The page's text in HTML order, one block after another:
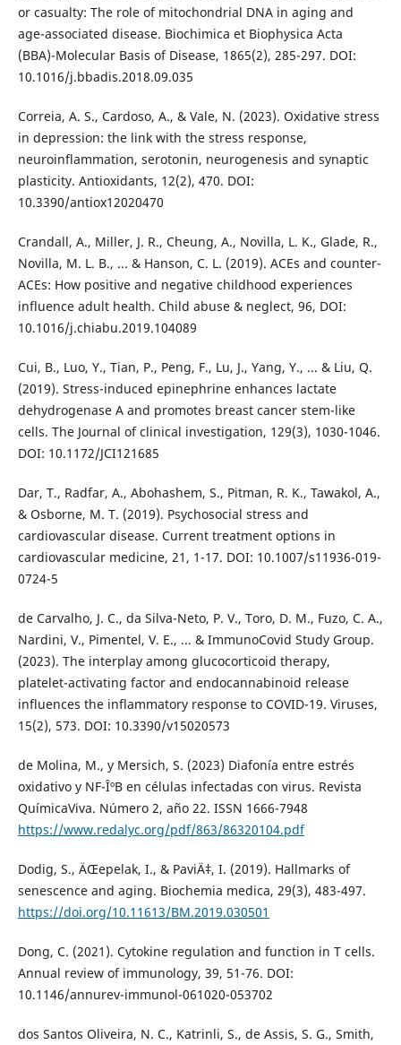
or casualty: The role of mitochondrial DNA in aging and
age-associated disease. Biochimica et Biophysica Acta
(BBA)-Molecular Basis of Disease, 1865(2), 285-297. DOI:
10.1016/j.bbadis.2018.09.035
Correia, A. S., Cardoso, A., & Vale, N. (2023). Oxidative stress
in depression: the link with the stress response,
neuroinflammation, serotonin, neurogenesis and synaptic
plasticity. Antioxidants, 12(2), 470. DOI:
10.3390/antiox12020470
Crandall, A., Miller, J. R., Cheung, A., Novilla, L. K., Glade, R.,
Novilla, M. L. B., ... & Hanson, C. L. (2019). ACEs and counter-
ACEs: How positive and negative childhood experiences
influence adult health. Child abuse & neglect, 96, DOI:
10.1016/j.chiabu.2019.104089
Cui, B., Luo, Y., Tian, P., Peng, F., Lu, J., Yang, Y., ... & Liu, Q.
(2019). Stress-induced epinephrine enhances lactate
dehydrogenase A and promotes breast cancer stem-like
cells. The Journal of clinical investigation, 129(3), 1030-1046.
DOI: 10.1172/JCI121685
Dar, T., Radfar, A., Abohashem, S., Pitman, R. K., Tawakol, A.,
& Osborne, M. T. (2019). Psychosocial stress and
cardiovascular disease. Current treatment options in
cardiovascular medicine, 21, 1-17. DOI: 10.1007/s11936-019-
0724-5
de Carvalho, J. C., da Silva-Neto, P. V., Toro, D. M., Fuzo, C. A.,
Nardini, V., Pimentel, V. E., ... & ImmunoCovid Study Group.
(2023). The interplay among glucocorticoid therapy,
platelet-activating factor and endocannabinoid release
influences the inflammatory response to COVID-19. Viruses,
15(2), 573. DOI: 10.3390/v15020573
de Molina, M., y Mersich, S. (2023) Diafonía entre estrés
oxidativo y NF-ÎºB en células infectadas con virus. Revista
QuímicaViva. Número 2, año 22. ISSN 1666-7948
https://www.redalyc.org/pdf/863/86320104.pdf
Dodig, S., ÄŒepelak, I., & PaviÄ‡, I. (2019). Hallmarks of
senescence and aging. Biochemia medica, 29(3), 483-497.
https://doi.org/10.11613/BM.2019.030501
Dong, C. (2021). Cytokine regulation and function in T cells.
Annual review of immunology, 39, 51-76. DOI:
10.1146/annurev-immunol-061020-053702
dos Santos Oliveira, N. C., Katrinli, S., de Assis, S. G., Smith,